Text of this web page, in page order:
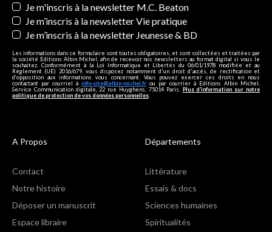
Je m'inscris à la newsletter M.C. Beaton
Je m’inscris à la newsletter Vie pratique
Je m’inscris à la newsletter Jeunesse & BD
Les informations dans ce formulaire sont toutes obligatoires, et sont collectées et traitées par
la société Editions Albin Michel, afin de recevoir nos newsletters au format digital si vous le
souhaitez. Conformément à la Loi Informatique et Libertés du 06/01/1978 modifiée et au
Règlement (UE) 2016/679, vous disposez notamment d'un droit d'accès, de rectification et
d’opposition aux informations vous concernant. Vous pouvez exercer ces droits en nous
contactant par courriel à info-site@albin-michel.fr ou par courrier à Editions Albin Michel,
Service Communication digitale, 22 rue Huyghens, 75014 Paris. Plus d’information sur notre
politique de protection de vos données personnelles
A Propos
Contact
Notre histoire
Déposer un manuscrit
Espace libraire
Départements
Littérature
Essais & docs
Sciences humaines
Spiritualités